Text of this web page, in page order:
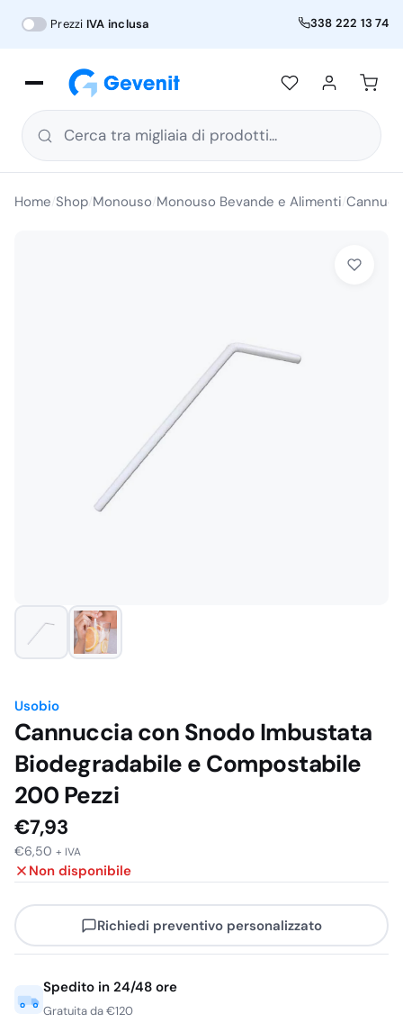
Prezzi IVA inclusa 338 222 13 74
Cerca tra migliaia di prodotti...
Home Shop Monouso Monouso Bevande e Alimenti
Usobio
Cannuccia con Snodo Imbustata
Biodegradabile e Compostabile
200 Pezzi
€7,93
€6,50 + IVA
Non disponibile
Richiedi preventivo personalizzato
Spedito in 24/48 ore
Gratuita da €120